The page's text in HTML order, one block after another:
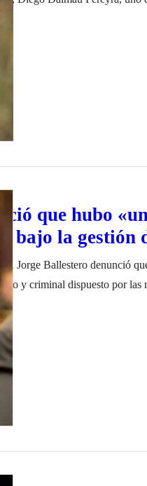
de la reunión de la
declarar ante los legisladores
que hubo
bajo la gestión
Jorge Ballestero denunció
y criminal dispuesto por las
anterior que podía